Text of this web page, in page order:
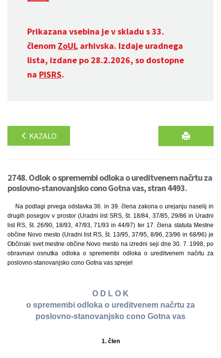
Prikazana vsebina je v skladu s 33.
členom ZoUL arhivska. Izdaje uradnega
lista, izdane po 28.2.2026, so dostopne
na PISRS.
KAZALO
2748. Odlok o spremembi odloka o ureditvenem načrtu za
poslovno-stanovanjsko cono Gotna vas, stran 4493.
Na podlagi prvega odstavka 36. in 39. člena zakona o urejanju naselij in
drugih posegov v prostor (Uradni list SRS, št. 18/84, 37/85, 29/86 in Uradni
list RS, št. 26/90, 18/93, 47/93, 71/93 in 44/97) ter 17. člena statuta Mestne
občine Novo mesto (Uradni list RS, št. 13/95, 37/95, 8/96, 23/96 in 68/96) je
Občinski svet mestne občine Novo mesto na izredni seji dne 30. 7. 1998, po
obravnavi osnutka odloka o spremembi odloka o ureditvenem načrtu za
poslovno-stanovanjsko cono Gotna vas sprejel
O D L O K
o spremembi odloka o ureditvenem načrtu za
poslovno-stanovanjsko cono Gotna vas
1. člen